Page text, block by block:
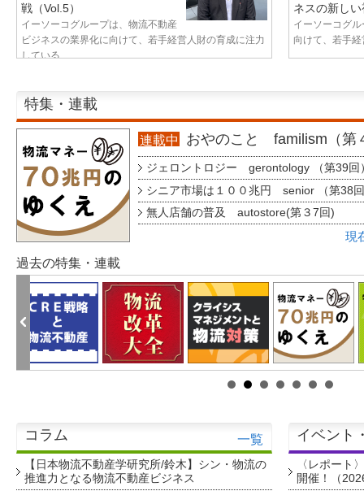
戦（Vol.5）
イーソーコグループは、物流不動産
ビジネスの業界化に向けて、若手経営人財の育成に注力
している...
ネスの新し
イーソーコグ
向けて、若手
特集・連載
連載中 おやのこと familism（第
ジェロントロジー gerontology （第39回
シニア市場は１００兆円 senior （第38
無人店舗の普及 autostore(第３7回)
現
過去の特集・連載
コラム 一覧
【日本物流不動産学研究所/鈴木】シン・物流の
推進力となる物流不動産ビジネス
イベント
〈レポート
開催！（